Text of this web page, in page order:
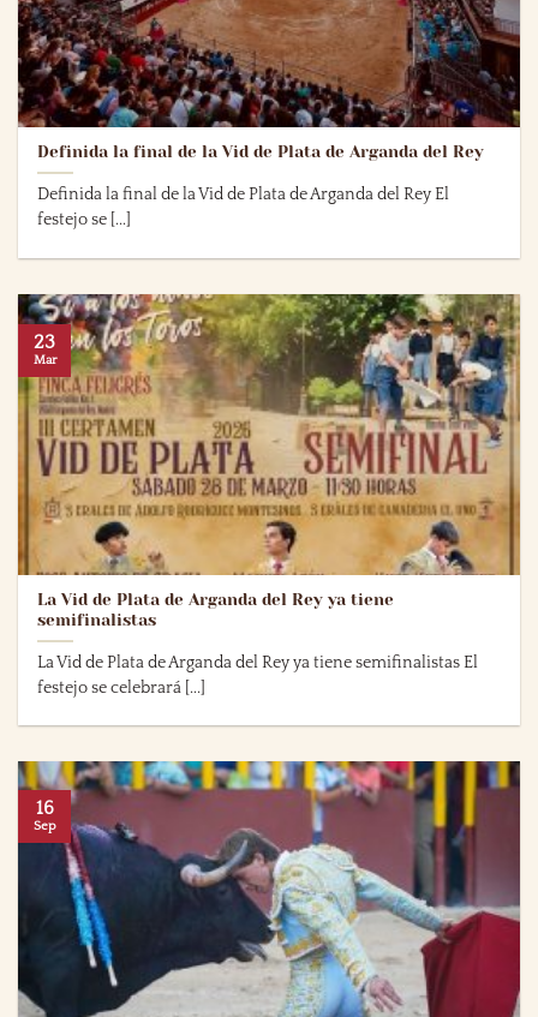
Definida la final de la Vid de Plata de Arganda del Rey
Definida la final de la Vid de Plata de Arganda del Rey El
festejo se [...]
La Vid de Plata de Arganda del Rey ya tiene
semifinalistas
La Vid de Plata de Arganda del Rey ya tiene semifinalistas El
festejo se celebrará [...]
23
Mar
16
Sep